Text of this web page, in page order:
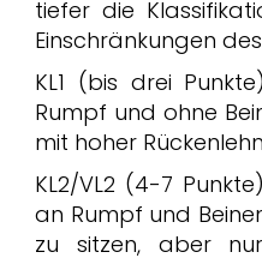
tiefer die
Einschränkungen
KL1 (bis drei
Rumpf und ohne
mit hoher
KL2/VL2 (4-7
an Rumpf und
zu sitzen, aber